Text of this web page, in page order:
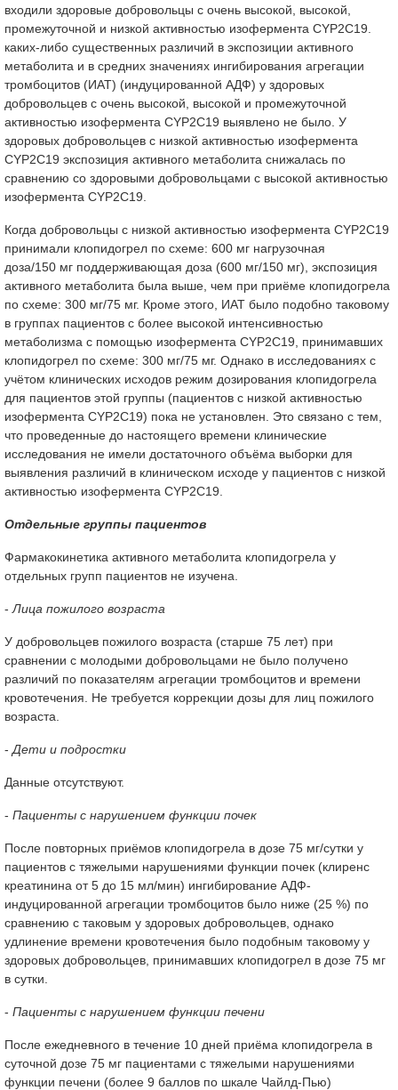
входили здоровые добровольцы с очень высокой, высокой,
промежуточной и низкой активностью изофермента CYP2C19.
каких-либо существенных различий в экспозиции активного
метаболита и в средних значениях ингибирования агрегации
тромбоцитов (ИАТ) (индуцированной АДФ) у здоровых
добровольцев с очень высокой, высокой и промежуточной
активностью изофермента CYP2C19 выявлено не было. У
здоровых добровольцев с низкой активностью изофермента
CYP2C19 экспозиция активного метаболита снижалась по
сравнению со здоровыми добровольцами с высокой активностью
изофермента CYP2C19.
Когда добровольцы с низкой активностью изофермента CYP2C19
принимали клопидогрел по схеме: 600 мг нагрузочная
доза/150 мг поддерживающая доза (600 мг/150 мг), экспозиция
активного метаболита была выше, чем при приёме клопидогрела
по схеме: 300 мг/75 мг. Кроме этого, ИАТ было подобно таковому
в группах пациентов с более высокой интенсивностью
метаболизма с помощью изофермента CYP2C19, принимавших
клопидогрел по схеме: 300 мг/75 мг. Однако в исследованиях с
учётом клинических исходов режим дозирования клопидогрела
для пациентов этой группы (пациентов с низкой активностью
изофермента CYP2C19) пока не установлен. Это связано с тем,
что проведенные до настоящего времени клинические
исследования не имели достаточного объёма выборки для
выявления различий в клиническом исходе у пациентов с низкой
активностью изофермента СYP2C19.
Отдельные группы пациентов
Фармакокинетика активного метаболита клопидогрела у
отдельных групп пациентов не изучена.
- Лица пожилого возраста
У добровольцев пожилого возраста (старше 75 лет) при
сравнении с молодыми добровольцами не было получено
различий по показателям агрегации тромбоцитов и времени
кровотечения. Не требуется коррекции дозы для лиц пожилого
возраста.
- Дети и подростки
Данные отсутствуют.
- Пациенты с нарушением функции почек
После повторных приёмов клопидогрела в дозе 75 мг/сутки у
пациентов с тяжелыми нарушениями функции почек (клиренс
креатинина от 5 до 15 мл/мин) ингибирование АДФ-
индуцированной агрегации тромбоцитов было ниже (25 %) по
сравнению с таковым у здоровых добровольцев, однако
удлинение времени кровотечения было подобным таковому у
здоровых добровольцев, принимавших клопидогрел в дозе 75 мг
в сутки.
- Пациенты с нарушением функции печени
После ежедневного в течение 10 дней приёма клопидогрела в
суточной дозе 75 мг пациентами с тяжелыми нарушениями
функции печени (более 9 баллов по шкале Чайлд-Пью)